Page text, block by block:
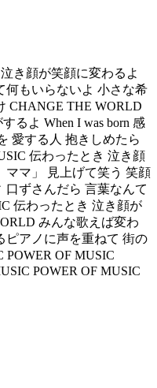
き顔が笑顔に変わるよ
何もいらないよ 小さな希
CHANGE THE WORLD
るよ When I was born 感
愛する人 抱きしめたら
伝わったとき 泣き顔
ママ」 見上げて笑う 笑顔
口ずさんだら 言葉なんて
伝わったとき 泣き顔が
みんな歌えば変わ
ピアノに声を重ねて 街の
POWER OF MUSIC
POWER OF MUSIC